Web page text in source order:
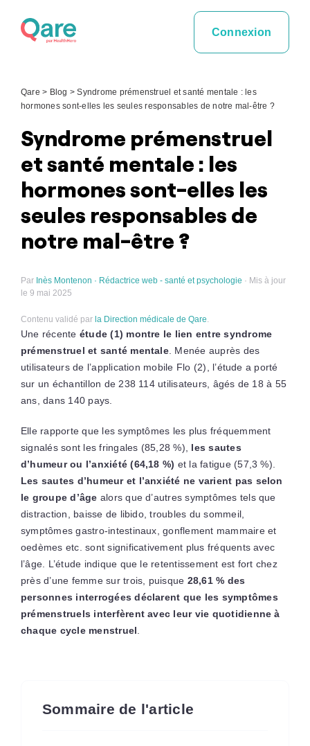
Connexion
Qare > Blog >Syndrome prémenstruel et santé mentale : les
hormones sont-elles les seules responsables de notre mal-être ?
Syndrome prémenstruel
et santé mentale : les
hormones sont-elles les
seules responsables de
notre mal-être ?
Par Inès Montenon · Rédactrice web - santé et psychologie · Mis à jour
le 9 mai 2025
Contenu validé par la Direction médicale de Qare.
Une récente étude (1) montre le lien entre syndrome
prémenstruel et santé mentale. Menée auprès des
utilisateurs de l’application mobile Flo (2), l’étude a porté
sur un échantillon de 238 114 utilisateurs, âgés de 18 à 55
ans, dans 140 pays.
Elle rapporte que les symptômes les plus fréquemment
signalés sont les fringales (85,28 %), les sautes
d’humeur ou l’anxiété (64,18 %) et la fatigue (57,3 %).
Les sautes d’humeur et l’anxiété ne varient pas selon
le groupe d’âge alors que d’autres symptômes tels que
distraction, baisse de libido, troubles du sommeil,
symptômes gastro-intestinaux, gonflement mammaire et
oedèmes etc. sont significativement plus fréquents avec
l’âge. L’étude indique que le retentissement est fort chez
près d’une femme sur trois, puisque 28,61 % des
personnes interrogées déclarent que les symptômes
prémenstruels interfèrent avec leur vie quotidienne à
chaque cycle menstruel
Sommaire de l'article